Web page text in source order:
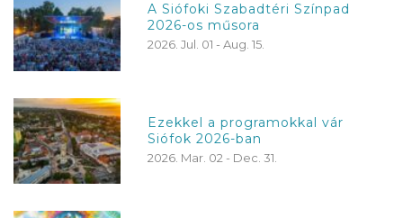
A Siófoki Szabadtéri Színpad
2026-os műsora
2026. Jul. 01 - Aug. 15.
Ezekkel a programokkal vár
Siófok 2026-ban
2026. Mar. 02 - Dec. 31.